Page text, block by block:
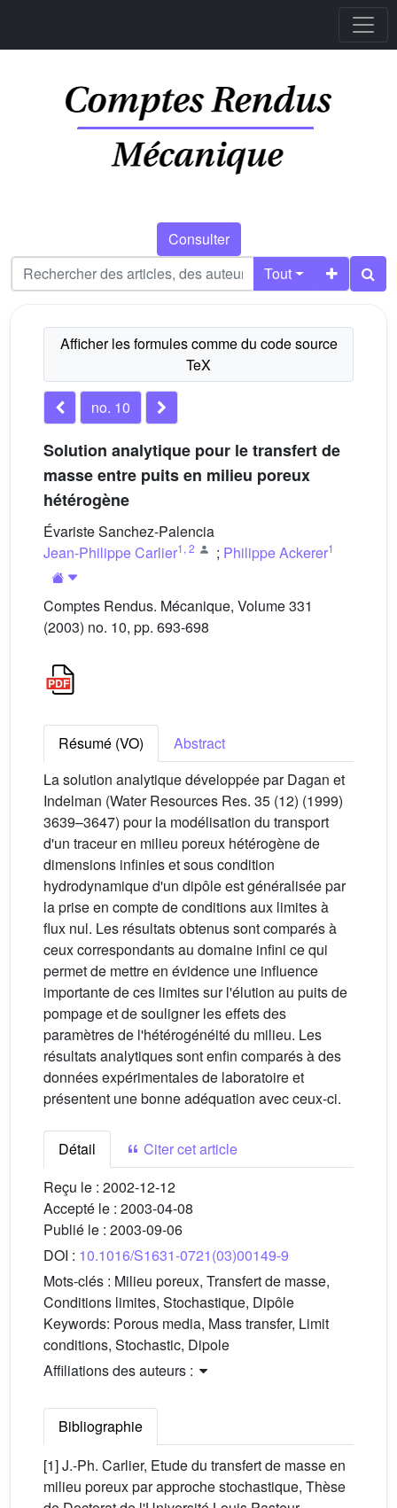
Consulter
Tout
no. 10
Solution analytique pour le transfert de
masse entre puits en milieu poreux
hétérogène
Évariste Sanchez-Palencia
Jean-Philippe Carlier1 , 2 ; Philippe Ackerer1
Comptes Rendus. Mécanique, Volume 331
(2003) no. 10, pp. 693-698
Résumé (VO)
Abstract
La solution analytique développée par Dagan et
Indelman (Water Resources Res. 35 (12) (1999)
3639–3647) pour la modélisation du transport
d'un traceur en milieu poreux hétérogène de
dimensions infinies et sous condition
hydrodynamique d'un dipôle est généralisée par
la prise en compte de conditions aux limites à
flux nul. Les résultats obtenus sont comparés à
ceux correspondants au domaine infini ce qui
permet de mettre en évidence une influence
importante de ces limites sur l'élution au puits de
pompage et de souligner les effets des
paramètres de l'hétérogénéité du milieu. Les
résultats analytiques sont enfin comparés à des
données expérimentales de laboratoire et
présentent une bonne adéquation avec ceux-ci.
Détail
Citer cet article
Reçu le : 2002-12-12
Accepté le : 2003-04-08
Publié le : 2003-09-06
DOI : 10.1016/S1631-0721(03)00149-9
Mots-clés : Milieu poreux, Transfert de masse,
Conditions limites, Stochastique, Dipôle
Keywords: Porous media, Mass transfer, Limit
conditions, Stochastic, Dipole
Affiliations des auteurs :
Bibliographie
[1] J.-Ph. Carlier, Etude du transfert de masse en
milieu poreux par approche stochastique, Thèse